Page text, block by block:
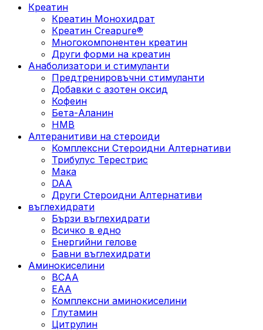
Креатин
Креатин Монохидрат
Креатин Creapure®
Многокомпонентен креатин
Други форми на креатин
Анаболизатори и стимуланти
Предтренировъчни стимуланти
Добавки с азотен оксид
Кофеин
Бета-Аланин
HMB
Алтеранитиви на стероиди
Комплексни Стероидни Алтернативи
Трибулус Терестрис
Maка
DAA
Други Стероидни Алтернативи
въглехидрати
Бързи въглехидрати
Всичко в едно
Енергийни гелове
Бавни въглехидрати
Аминокиселини
BCAA
EAA
Комплексни аминокиселини
Глутамин
Цитрулин